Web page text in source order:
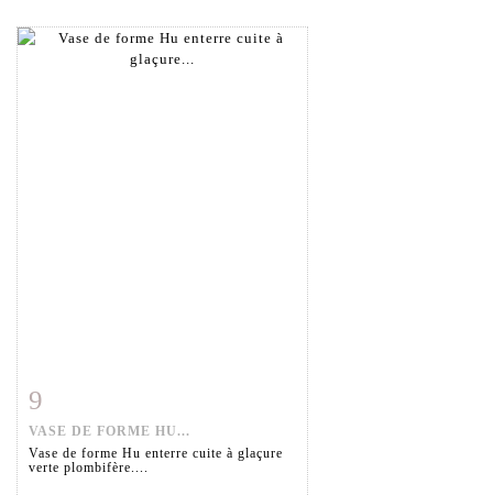
9
VASE DE FORME HU...
Vase de forme Hu enterre cuite à glaçure
verte plombifère....